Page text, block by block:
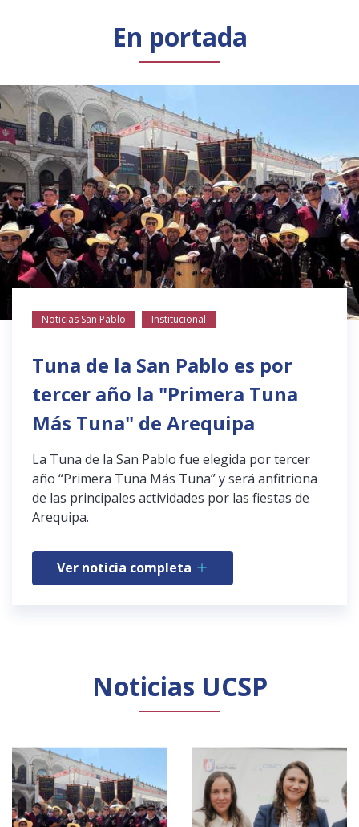
En portada
Noticias San Pablo Institucional
Tuna de la San Pablo es por
tercer año la "Primera Tuna
Más Tuna" de Arequipa
La Tuna de la San Pablo fue elegida por tercer
año “Primera Tuna Más Tuna” y será anfitriona
de las principales actividades por las fiestas de
Arequipa.
Ver noticia completa
Noticias UCSP